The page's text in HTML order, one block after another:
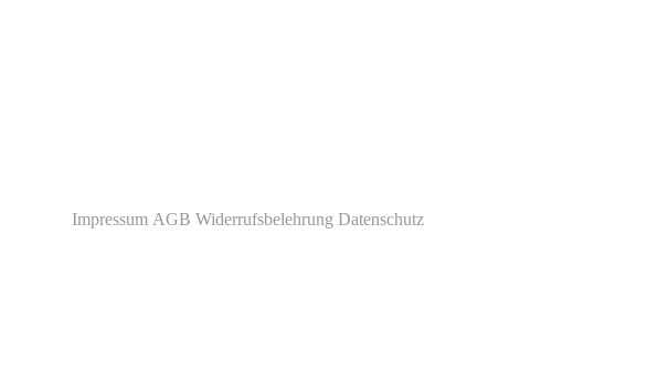
Impressum AGB Widerrufsbelehrung Datenschutz